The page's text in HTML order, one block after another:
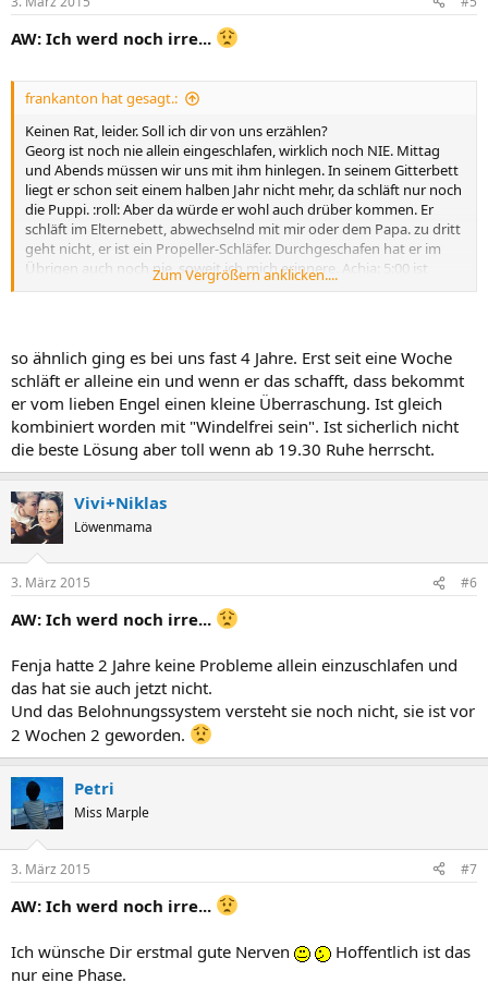
AW: Ich werd noch irre...
frankanton hat gesagt.:
Keinen Rat, leider. Soll ich dir von uns erzählen?
Georg ist noch nie allein eingeschlafen, wirklich noch NIE. Mittag
und Abends müssen wir uns mit ihm hinlegen. In seinem Gitterbett
liegt er schon seit einem halben Jahr nicht mehr, da schläft nur noch
die Puppi. :roll: Aber da würde er wohl auch drüber kommen. Er
schläft im Elternebett, abwechselnd mit mir oder dem Papa. zu dritt
geht nicht, er ist ein Propeller-Schläfer. Durchgeschafen hat er im
Übrigen auch noch nie, soweit ich mich erinnere. Achja: 5:00 ist
Aufstehhzeit, schon immer. *gähn*
Aber irgendwie sehen wir das grad alles nicht so eng. Den Großen
haben wir das Allein-Schlafen anerzogen. Das macht mich heute
noch traurig.
Ich glaube, ich würde mir einen bequemen Stuhl an die Tür stellen
und mich mit nem Buch oder dem iPad (wobei das hier nur
animieren würde, nicht zu schlafen) draufsetzen. Irgendwann
mit dem Schlafen?
Zum Vergrößern anklicken....
so ähnlich ging es bei uns fast 4 Jahre. Erst seit eine Woche
schläft er alleine ein und wenn er das schafft, dass bekommt
er vom lieben Engel einen kleine Überraschung. Ist gleich
kombiniert worden mit "Windelfrei sein". Ist sicherlich nicht
die beste Lösung aber toll wenn ab 19.30 Ruhe herrscht.
Vivi+Niklas
Löwenmama
3. März 2015 #6
AW: Ich werd noch irre...
Fenja hatte 2 Jahre keine Probleme allein einzuschlafen und
das hat sie auch jetzt nicht.
Und das Belohnungssystem versteht sie noch nicht, sie ist vor
2 Wochen 2 geworden.
Petri
Miss Marple
3. März 2015 #7
AW: Ich werd noch irre...
Ich wünsche Dir erstmal gute Nerven
Hoffentlich ist das
nur eine Phase.